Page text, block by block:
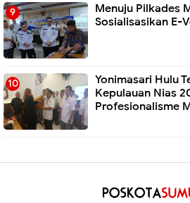
Menuju Pilkades
Sosialisasikan E-
Yonimasari Hulu
Kepulauan Nias
Profesionalisme